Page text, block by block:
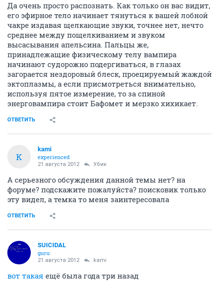
Да очень просто распознать. Как только он вас видит,
его эфирное тело начинает тянуться к вашей лобной
чакре издавая щелкающие звуки, точнее нет, нечто
среднее между пощелкиванием и звуком
высасывания апельсина. Пальцы же,
принадлежащие физическому телу вампира
начинают судорожно подергиваться, в глазах
загорается нездоровый блеск, проецируемый жаждой
эктоплазмы, а если присмотреться внимательно,
используя пятое измерение, то за спиной
энерговампира стоит Бафомет и мерзко хихикает.
ОТВЕТИТЬ
K
kami
experienced
21 августа 2012 Убик
А серьезного обсуждения данной темы нет? на
форуме? подскажите пожалуйста? поисковик только
эту видел, а темка то меня заинтересовала
ОТВЕТИТЬ
SUICIDAL
guru
21 августа 2012 kami
вот такая ещё была года три назад